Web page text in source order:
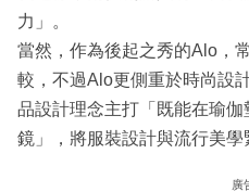
力」。
當然，作為後起之秀的Alo，
較，不過Alo更側重於時尚設
品設計理念主打「既能在瑜
鏡」，將服裝設計與流行美學
廣